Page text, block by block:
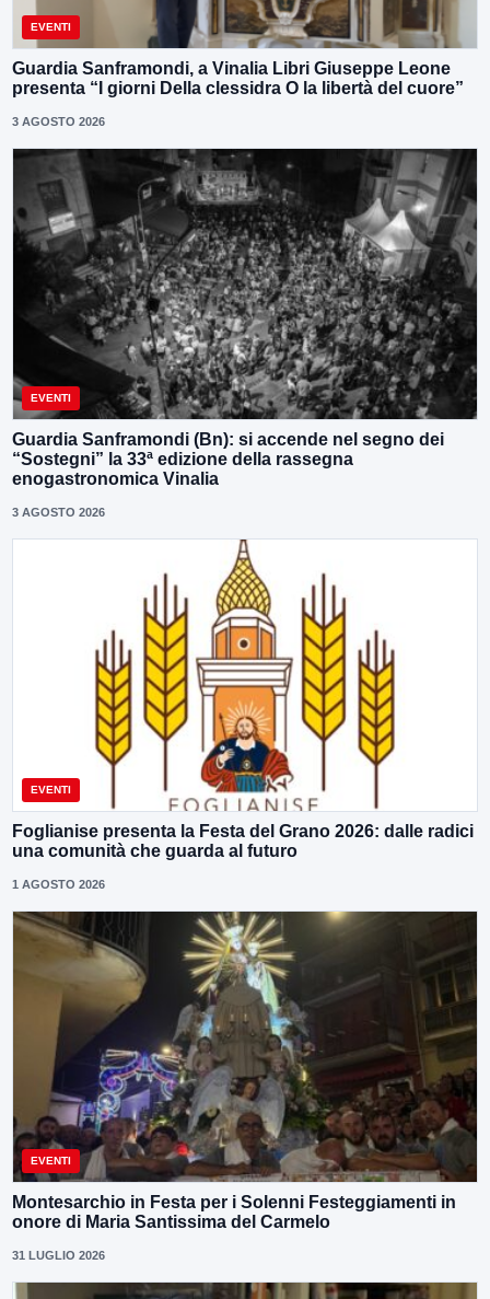
EVENTI
Guardia Sanframondi, a Vinalia Libri Giuseppe Leone
presenta “I giorni Della clessidra O la libertà del cuore”
3 AGOSTO 2026
EVENTI
Guardia Sanframondi (Bn): si accende nel segno dei
“Sostegni” la 33ª edizione della rassegna
enogastronomica Vinalia
3 AGOSTO 2026
EVENTI
Foglianise presenta la Festa del Grano 2026: dalle radici
una comunità che guarda al futuro
1 AGOSTO 2026
EVENTI
Montesarchio in Festa per i Solenni Festeggiamenti in
onore di Maria Santissima del Carmelo
31 LUGLIO 2026